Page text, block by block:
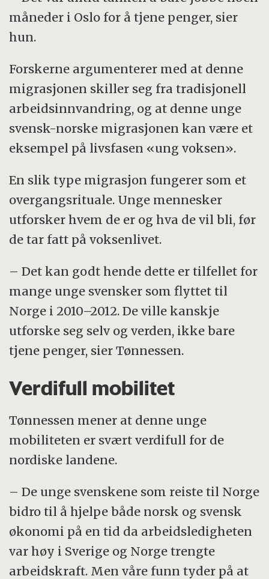
måneder i Oslo for å tjene penger, sier
hun.
Forskerne argumenterer med at denne
migrasjonen skiller seg fra tradisjonell
arbeidsinnvandring, og at denne unge
svensk-norske migrasjonen kan være et
eksempel på livsfasen «ung voksen».
En slik type migrasjon fungerer som et
overgangsrituale. Unge mennesker
utforsker hvem de er og hva de vil bli, før
de tar fatt på voksenlivet.
– Det kan godt hende dette er tilfellet for
mange unge svensker som flyttet til
Norge i 2010–2012. De ville kanskje
utforske seg selv og verden, ikke bare
tjene penger, sier Tønnessen.
Verdifull mobilitet
Tønnessen mener at denne unge
mobiliteten er svært verdifull for de
nordiske landene.
– De unge svenskene som reiste til Norge
bidro til å hjelpe både norsk og svensk
økonomi på en tid da arbeidsledigheten
var høy i Sverige og Norge trengte
arbeidskraft. Men våre funn tyder på at